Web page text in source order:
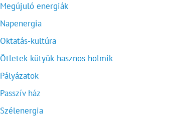
Megújuló energiák
Napenergia
Oktatás-kultúra
Ötletek-kütyük-hasznos holmik
Pályázatok
Passzív ház
Szélenergia